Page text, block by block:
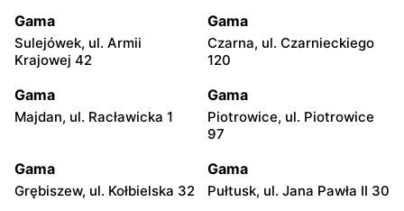
Gama
Sulejówek, ul. Armii
Krajowej 42
Gama
Czarna, ul. Czarnieckiego
120
Gama
Majdan, ul. Racławicka 1
Gama
Piotrowice, ul. Piotrowice
97
Gama
Grębiszew, ul. Kołbielska 32
Gama
Pułtusk, ul. Jana Pawła II 30